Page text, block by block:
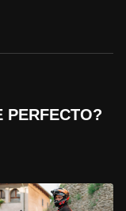
PERFECTO?